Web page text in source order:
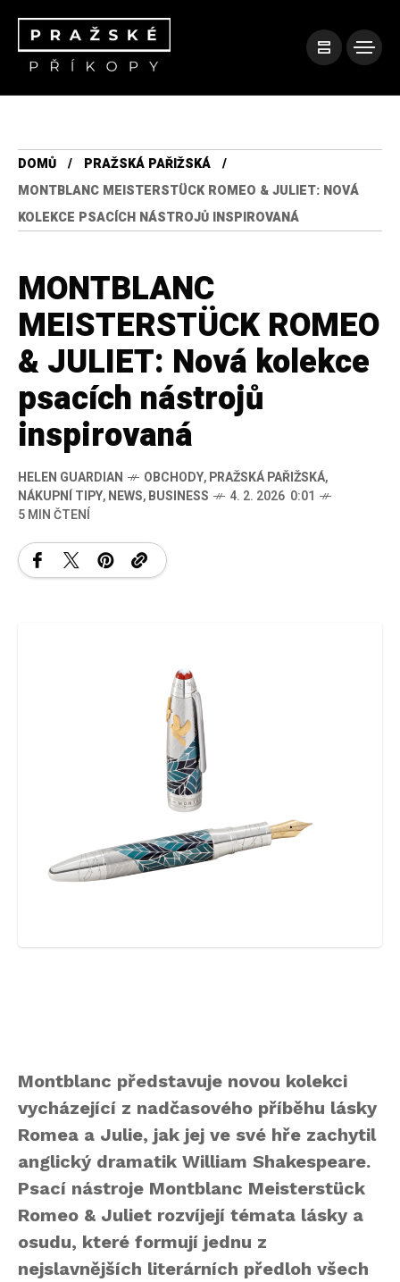
DOMŮ
PRAŽSKÁ PAŘIŽSKÁ
MONTBLANC MEISTERSTÜCK ROMEO & JULIET: NOVÁ
KOLEKCE PSACÍCH NÁSTROJŮ INSPIROVANÁ
MONTBLANC
MEISTERSTÜCK ROMEO
& JULIET: Nová kolekce
psacích nástrojů
inspirovaná
HELEN GUARDIAN OBCHODY,PRAŽSKÁ PAŘIŽSKÁ,
NÁKUPNÍ TIPY,NEWS,BUSINESS
4. 2. 2026 0:01
5 MIN ČTENÍ
Montblanc představuje novou kolekci
vycházející z nadčasového příběhu lásky
Romea a Julie, jak jej ve své hře zachytil
anglický dramatik William Shakespeare.
Psací nástroje Montblanc Meisterstück
Romeo & Juliet rozvíjejí témata lásky a
osudu, které formují jednu z
nejslavnějších literárních předloh všech